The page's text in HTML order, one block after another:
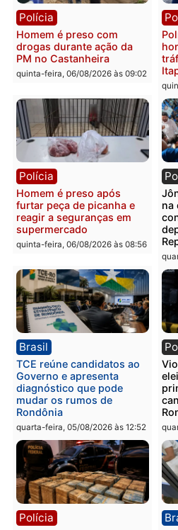
Polícia
Homem é esfaqueado no
tórax durante briga com
vizinho no bairro Ulysses
Guimarães
Polícia
Homem é preso com
drogas durante ação da
PM no Castanheira
quinta-feira, 06/08/2026 às 09:02
Polícia
Homem é preso após
furtar peça de picanha e
reagir a seguranças em
supermercado
quinta-feira, 06/08/2026 às 08:56